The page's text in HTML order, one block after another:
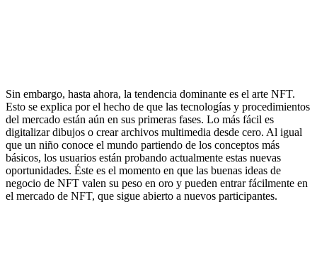
Sin embargo, hasta ahora, la tendencia dominante es el arte NFT.
Esto se explica por el hecho de que las tecnologías y procedimientos
del mercado están aún en sus primeras fases. Lo más fácil es
digitalizar dibujos o crear archivos multimedia desde cero. Al igual
que un niño conoce el mundo partiendo de los conceptos más
básicos, los usuarios están probando actualmente estas nuevas
oportunidades. Éste es el momento en que las buenas ideas de
negocio de NFT valen su peso en oro y pueden entrar fácilmente en
el mercado de NFT, que sigue abierto a nuevos participantes.